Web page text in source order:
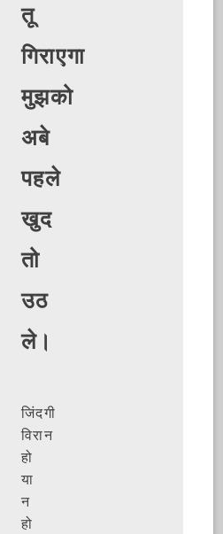
तू
गिराएगा
मुझको
अबे
पहले
खुद
तो
उठ
ले।
जिंदगी
विरान
हो
या
न
हो